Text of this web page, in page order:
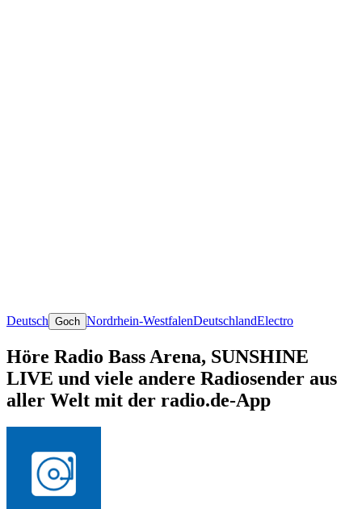
Deutsch Goch Nordrhein-WestfalenDeutschlandElectro
Höre Radio Bass Arena, SUNSHINE
LIVE und viele andere Radiosender aus
aller Welt mit der radio.de-App